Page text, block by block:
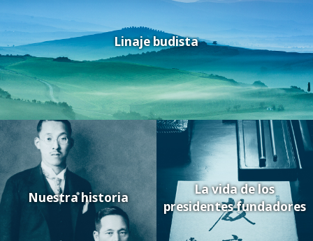
Linaje budista
Nuestra historia
La vida de los
presidentes fundadores